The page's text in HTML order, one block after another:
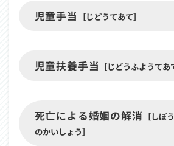
児童手当 ［じどうてあて］
児童扶養手当 ［じどうふようてあ
死亡による婚姻の解消 ［しぼ
のかいしょう］